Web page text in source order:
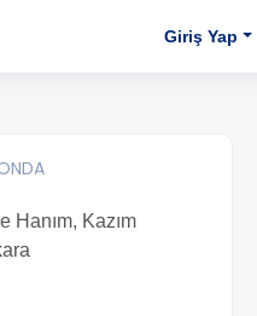
Giriş Yap
Hanım, Kazım